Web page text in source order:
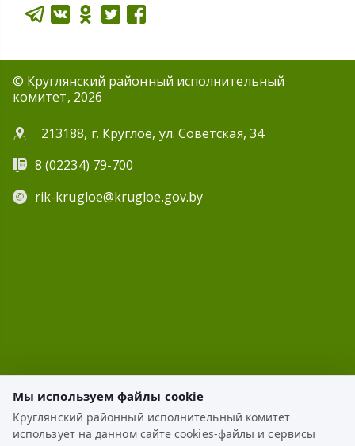
© Круглянский районный исполнительный
комитет, 2026
213188, г. Круглое, ул. Советская, 34
8 (02234) 79-700
rik-krugloe@krugloe.gov.by
ЭЛЕКТРОННОЕ ОБРАЩЕНИЕ
Мы используем файлы cookie
Круглянский районный исполнительный комитет
использует на данном сайте cookies-файлы и сервисы